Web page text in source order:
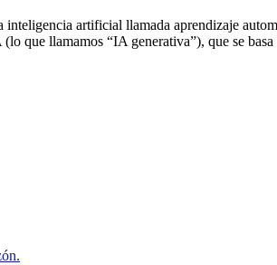
artificial llamada aprendizaje
que llamamos “IA generativa”), que se